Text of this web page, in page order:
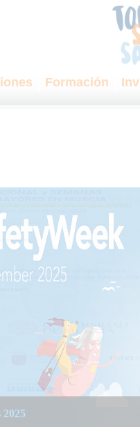
Formación
integrada social y
del 26 al 31 de enero
2025